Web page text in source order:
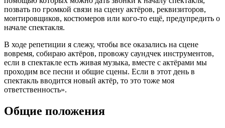
позвать по громкой связи на сцену актёров, реквизиторов,
монтировщиков, костюмеров или кого-то ещё, предупредить о
начале спектакля.
В ходе репетиции я слежу, чтобы все оказались на сцене
вовремя, собираю актёров, провожу саундчек инструментов,
если в спектакле есть живая музыка, вместе с актёрами мы
проходим все песни и общие сцены. Если в этот день в
спектакль вводится новый актёр, то это тоже моя
ответственность».
Общие положения